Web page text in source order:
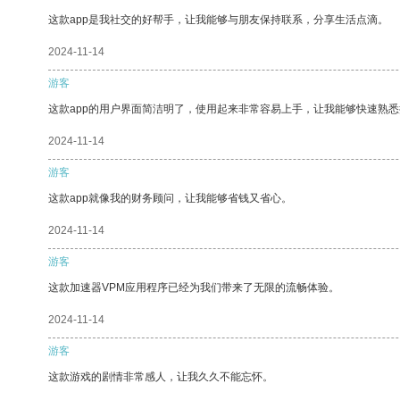
这款app是我社交的好帮手，让我能够与朋友保持联系，分享生活点滴。
2024-11-14
游客
这款app的用户界面简洁明了，使用起来非常容易上手，让我能够快速熟
2024-11-14
游客
这款app就像我的财务顾问，让我能够省钱又省心。
2024-11-14
游客
这款加速器VPM应用程序已经为我们带来了无限的流畅体验。
2024-11-14
游客
这款游戏的剧情非常感人，让我久久不能忘怀。